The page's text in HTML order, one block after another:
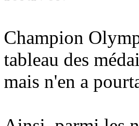
Champion
tableau des
mais n'en a